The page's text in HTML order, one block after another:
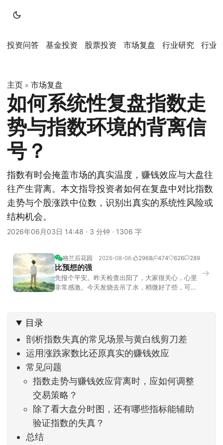
投资问答 基金投资 股票投资 市场复盘 行业研究 行业
主页 » 市场复盘
如何系统性复盘指数走
势与指数环境的背离信
号？
指数有时会掩盖市场的真实温度，赚钱效应与大盘往
往产生背离。本文指导投资者如何在复盘中对比指数
走势与个股涨跌中位数，识别出真实的系统性风险或
结构机会。
2026年06月03日 14:48 · 3 分钟 · 1306 字
格兰后花园 2026-08-06 2968 474 626 289
比预想的强
先报个平安。昨天检查出阳了，大家很关心，心里
非常感激。今天发烧去吊了水，稍微好了些，可没
去相差不大，但细看下来，跌幅超过3%的只有不到
→
目录
剖析指数失真的常见场景与黄白线剪刀差
运用涨跌家数比还原真实的赚钱效应
常见问题
指数走势与赚钱效应背离时，应如何调整
交易策略？
除了看大盘分时图，还有哪些指标能辅助
验证指数的失真？
总结